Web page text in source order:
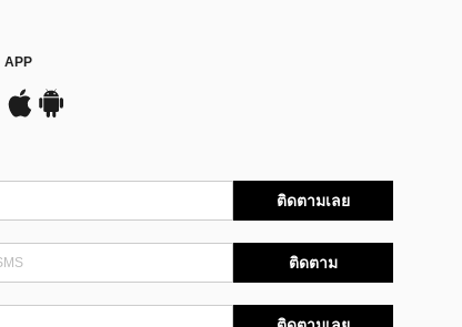
APP
ติดตามเลย
ติดตาม